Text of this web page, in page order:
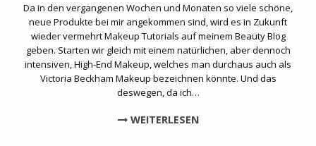
Da in den vergangenen Wochen und Monaten so viele schöne,
neue Produkte bei mir angekommen sind, wird es in Zukunft
wieder vermehrt Makeup Tutorials auf meinem Beauty Blog
geben. Starten wir gleich mit einem natürlichen, aber dennoch
intensiven, High-End Makeup, welches man durchaus auch als
Victoria Beckham Makeup bezeichnen könnte. Und das
deswegen, da ich…
WEITERLESEN